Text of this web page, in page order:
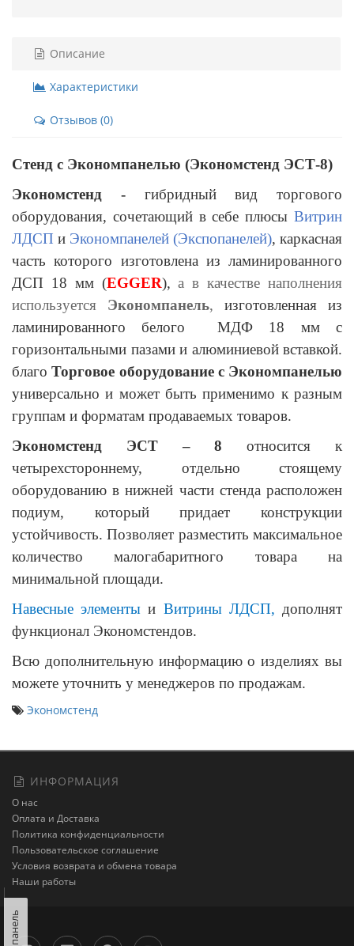
Описание
Характеристики
Отзывов (0)
Стенд с Экономпанелью (Экономстенд ЭСТ-8)
Экономстенд -гибридный вид торгового
оборудования, сочетающий в себе плюсы Витрин
ЛДСП и Экономпанелей (Экспопанелей), каркасная
часть которого изготовлена из ламинированного
ДСП 18 мм (EGGER), а в качестве наполнения
используется Экономпанель,
изготовленная из
ламинированного белого МДФ 18 мм с
горизонтальными пазами и алюминиевой вставкой.
благоТорговое оборудование с Экономпанелью
универсально и может быть применимо к разным
группам и форматам продаваемых товаров.
Экономстенд ЭСТ – 8относится к
четырехстороннему, отдельно стоящему
оборудованию в нижней части стенда расположен
подиум, который придает конструкции
устойчивость. Позволяет разместить максимальное
количество малогабаритного товара на
минимальной площади.
Навесные элементыи Витрины ЛДСП, дополнят
функционал Экономстендов.
Всю дополнительную информацию о изделиях вы
можете уточнить у менеджеров по продажам.
Экономстенд
ИНФОРМАЦИЯ
О нас
Оплата и Доставка
Политика конфиденциальности
Пользовательское соглашение
Условия возврата и обмена товара
Наши работы